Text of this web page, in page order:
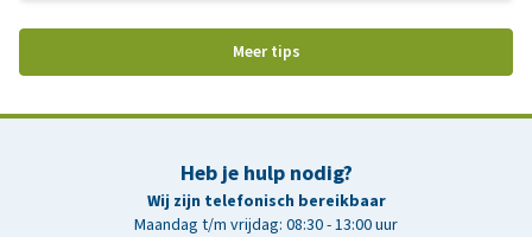
Meer tips
Heb je hulp nodig?
Wij zijn telefonisch bereikbaar
Maandag t/m vrijdag: 08:30 - 13:00 uur